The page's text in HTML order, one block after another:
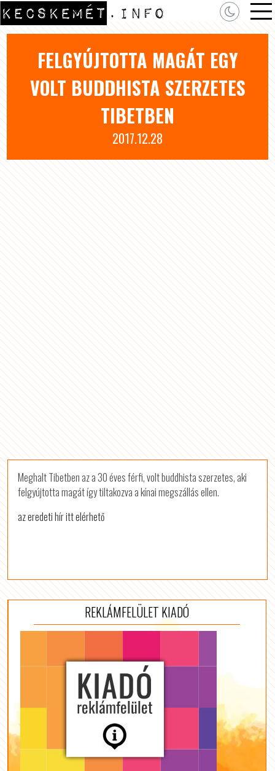
FELGYÚJTOTTA MAGÁT EGY
VOLT BUDDHISTA SZERZETES
TIBETBEN
2017.12.28
Meghalt Tibetben az a 30 éves férfi, volt buddhista szerzetes, aki
felgyújtotta magát így tiltakozva a kínai megszállás ellen.
az eredeti hír itt elérhető
REKLÁMFELÜLET KIADÓ